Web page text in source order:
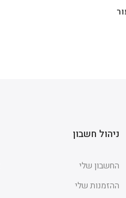
ניהול חשבון
החשבון שלי
ההזמנות שלי